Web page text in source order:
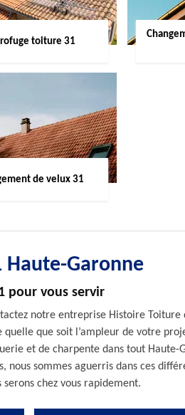
toiture 31
de velux 31
Garonne
pour vous servir
notre entreprise Histoire Toiture
que soit l’ampleur de votre
et de charpente dans tout Haute-
sommes aguerris dans ces
chez vous rapidement.